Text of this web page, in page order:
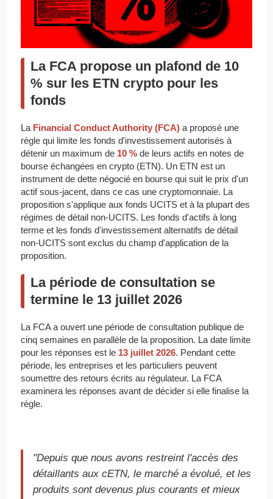
La FCA propose un plafond de 10
% sur les ETN crypto pour les
fonds
La Financial Conduct Authority (FCA) a proposé une
règle qui limite les fonds d'investissement autorisés à
détenir un maximum de 10 % de leurs actifs en notes de
bourse échangées en crypto (ETN). Un ETN est un
instrument de dette négocié en bourse qui suit le prix d'un
actif sous-jacent, dans ce cas une cryptomonnaie. La
proposition s'applique aux fonds UCITS et à la plupart des
régimes de détail non-UCITS. Les fonds d'actifs à long
terme et les fonds d'investissement alternatifs de détail
non-UCITS sont exclus du champ d'application de la
proposition.
La période de consultation se
termine le 13 juillet 2026
La FCA a ouvert une période de consultation publique de
cinq semaines en parallèle de la proposition. La date limite
pour les réponses est le 13 juillet 2026. Pendant cette
période, les entreprises et les particuliers peuvent
soumettre des retours écrits au régulateur. La FCA
examinera les réponses avant de décider si elle finalise la
règle.
"Depuis que nous avons restreint l'accès des
détaillants aux cETN, le marché a évolué, et les
produits sont devenus plus courants et mieux